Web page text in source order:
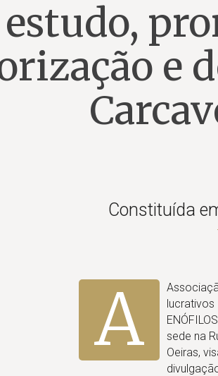
estudo,
e
Constituída
A
lucrativos
sede na
Oeiras,